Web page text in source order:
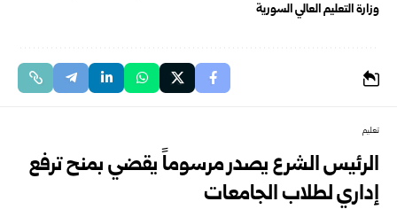
وزارة التعليم العالي السورية
تعليم
الرئيس الشرع يصدر مرسوماً يقضي بمنح ترفع
إداري لطلاب الجامعات